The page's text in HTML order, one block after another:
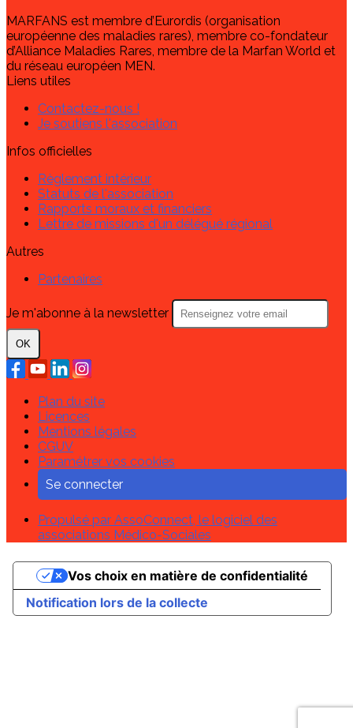
MARFANS est membre d’Eurordis (organisation
européenne des maladies rares), membre co-fondateur
d’Alliance Maladies Rares, membre de la Marfan World et
du réseau européen MEN.
Liens utiles
Contactez-nous !
Je soutiens l'association
Infos officielles
Règlement intérieur
Statuts de l'association
Rapports moraux et financiers
Lettre de missions d'un délégué régional
Autres
Partenaires
Je m'abonne à la newsletter
OK
Plan du site
Licences
Mentions légales
CGUV
Paramétrer vos cookies
Se connecter
Propulsé par AssoConnect, le logiciel des
associations Médico-Sociales
Notification lors de la collecte
Vos choix en matière de confidentialité